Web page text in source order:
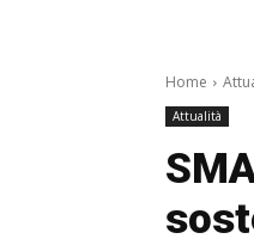
Home
Attualità